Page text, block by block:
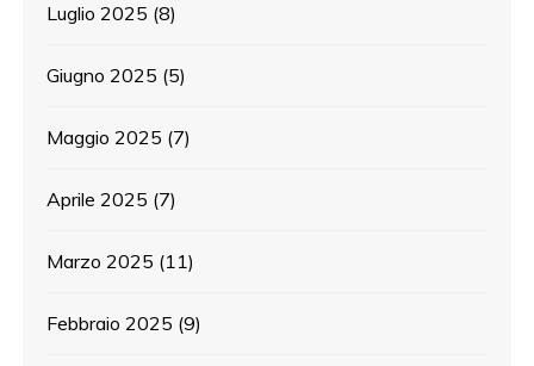
Luglio 2025 (8)
Giugno 2025 (5)
Maggio 2025 (7)
Aprile 2025 (7)
Marzo 2025 (11)
Febbraio 2025 (9)